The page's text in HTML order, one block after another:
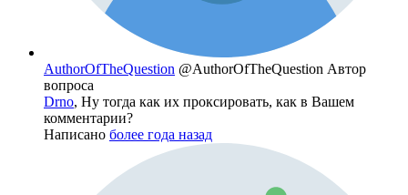
AuthorOfTheQuestion @AuthorOfTheQuestion Автор
вопроса
Drno, Ну тогда как их проксировать, как в Вашем
комментарии?
Написано более года назад